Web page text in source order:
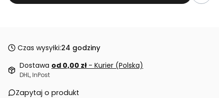
Czas wysyłki:24 godziny
Dostawa od 0,00 zł - Kurier (Polska)
DHL, InPost
Zapytaj o produkt